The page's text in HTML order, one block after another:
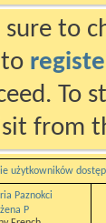
to
To
from
użytkowników
P